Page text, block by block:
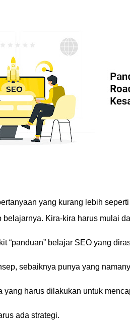
yang kurang lebih
Kira-kira harus mulai
“panduan” belajar SEO yang
sebaiknya punya yang
yang harus dilakukan untuk
ada strategi.